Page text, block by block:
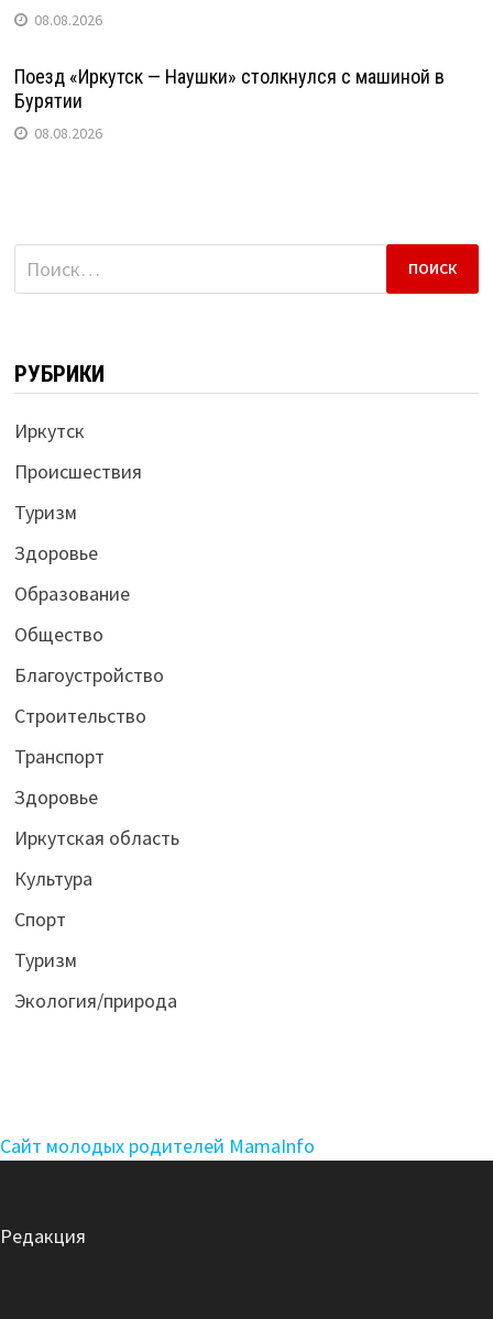
08.08.2026
Поезд «Иркутск — Наушки» столкнулся с машиной в
Бурятии
08.08.2026
Найти:
РУБРИКИ
Иркутск
Происшествия
Туризм
Здоровье
Образование
Общество
Благоустройство
Строительство
Транспорт
Здоровье
Иркутская область
Культура
Спорт
Туризм
Экология/природа
Сайт молодых родителей MamaInfo
Редакция